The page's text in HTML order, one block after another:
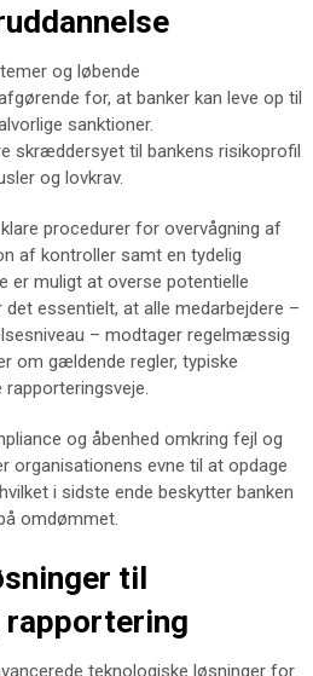
og løbende
for, at banker kan leve op til
sanktioner.
skræddersyet til bankens risikoprofil
og lovkrav.
procedurer for overvågning af
af kontroller samt en tydelig
er muligt at overse potentielle
essentielt, at alle medarbejdere –
– modtager regelmæssig
om gældende regler, typiske
og åbenhed omkring fejl og
organisationens evne til at opdage
i sidste ende beskytter banken
omdømmet.
til
rapportering
teknologiske løsninger for